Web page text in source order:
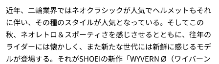
近年、二輪業界ではネオクラシックが人気でヘルメットもそれ
に伴い、その種のスタイルが人気となっている。そしてこの
秋、ネオレトロ＆スポーティさを感じさせるとともに、往年の
ライダーには懐かしく、また新たな世代には新鮮に感じるモデ
ルが登場する。それがSHOEIの新作「WYVERN Ø（ワイバーン